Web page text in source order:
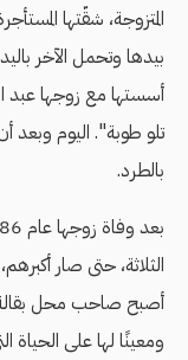
المتزوجة، شقّتها
بيدها وتحمل الآخر
أسستها مع زوجها عبد
بالطرد.
الثلاثة، حتى صار
أصبح صاحب محل بقالة
ومعينًا لها على الحياة